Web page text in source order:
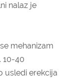
nalaz je
mehanizam
10-40
usledi erekcija